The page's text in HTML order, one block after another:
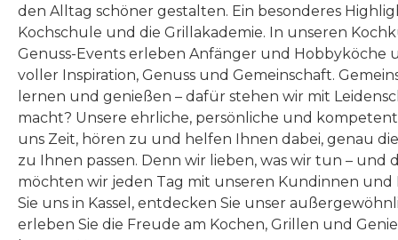
die Effizienz hoch. Das
elegante Touch-Panel,
automatische Abschaltung
und
Selbstreinigungsfunktion
machen die Bedienung so
einfach wie intuitiv. Der
IceCube mini ist kein
Küchengerät. Er ist ein
im
Der
den Alltag schöner gestalten. Ein besonderes
Kochschule und die Grillakademie. In unseren
Genuss-Events erleben Anfänger und Hobbyköche
voller Inspiration, Genuss und Gemeinschaft.
lernen und genießen – dafür stehen wir mit
macht? Unsere ehrliche, persönliche und
uns Zeit, hören zu und helfen Ihnen dabei, genau
zu Ihnen passen. Denn wir lieben, was wir tun – und
möchten wir jeden Tag mit unseren Kundinnen und
Sie uns in Kassel, entdecken Sie unser
erleben Sie die Freude am Kochen, Grillen und